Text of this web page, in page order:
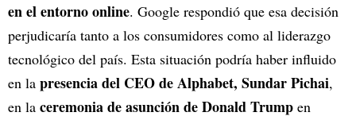
en el entorno online. Google respondió que esa decisión
perjudicaría tanto a los consumidores como al liderazgo
tecnológico del país. Esta situación podría haber influido
en la presencia del CEO de Alphabet, Sundar Pichai,
en la ceremonia de asunción de Donald Trump en